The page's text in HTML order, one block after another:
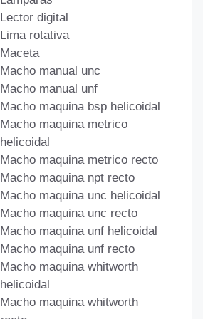
Lector digital
Lima rotativa
Maceta
Macho manual unc
Macho manual unf
Macho maquina bsp helicoidal
Macho maquina metrico
helicoidal
Macho maquina metrico recto
Macho maquina npt recto
Macho maquina unc helicoidal
Macho maquina unc recto
Macho maquina unf helicoidal
Macho maquina unf recto
Macho maquina whitworth
helicoidal
Macho maquina whitworth